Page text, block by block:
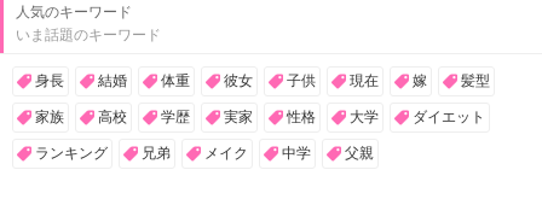
人気のキーワード
いま話題のキーワード
身長 結婚 体重 彼女 子供 現在 嫁 髪型
家族 高校 学歴 実家 性格 大学 ダイエット
ランキング 兄弟 メイク 中学 父親